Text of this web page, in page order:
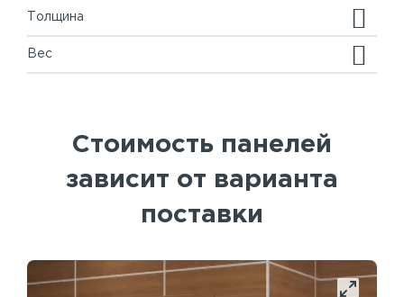
Толщина
Вес
Стоимость панелей
зависит от варианта
поставки